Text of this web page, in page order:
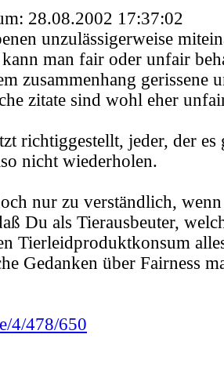
28.08.2002 17:37:02
unzulässigerweise
man fair oder unfair
zusammenhang gerissene
zitate sind wohl eher
richtiggestellt, jeder, der es
nicht wiederholen.
nur zu verständlich,
Du als Tierausbeuter,
Tierleidproduktkonsum
Gedanken über Fairness
4/478/650